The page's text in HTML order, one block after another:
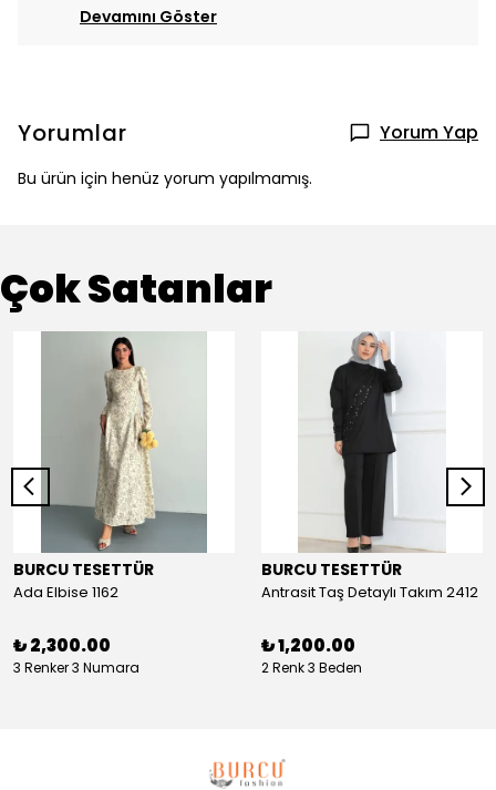
Devamını Göster
Yorumlar Yorum Yap
Bu ürün için henüz yorum yapılmamış.
Çok Satanlar
BURCU TESETTÜR
Ada Elbise 1162
₺ 2,300.00
3 Renker 3 Numara
BURCU TESETTÜR
Antrasit Taş Detaylı Takım 2412
₺ 1,200.00
2 Renk 3 Beden